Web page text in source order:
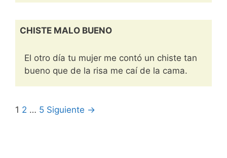
CHISTE MALO BUENO
El otro día tu mujer me contó un chiste tan
bueno que de la risa me caí de la cama.
1 2 … 5 Siguiente →